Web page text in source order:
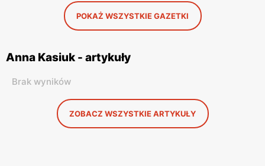
POKAŻ WSZYSTKIE GAZETKI
Anna Kasiuk - artykuły
Brak wyników
ZOBACZ WSZYSTKIE ARTYKUŁY